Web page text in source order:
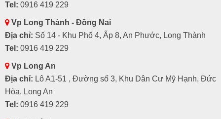
Tel: 0916 419 229
Vp Long Thành - Đồng Nai
Địa chỉ: Số 14 - Khu Phố 4, Ấp 8, An Phước, Long Thành
Tel: 0916 419 229
Vp Long An
Địa chỉ: Lô A1-51 , Đường số 3, Khu Dân Cư Mỹ Hạnh, Đức
Hòa, Long An
Tel: 0916 419 229